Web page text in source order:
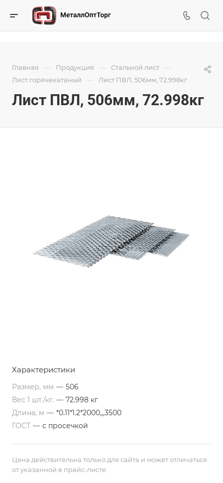
Главная — Продукция — Стальной лист —
Лист горячекатаный — Лист ПВЛ, 506мм, 72.998кг
Лист ПВЛ, 506мм, 72.998кг
Характеристики
Размер, мм — 506
Вес 1 шт./кг. — 72.998 кг
Длина, м — *0.11*1.2*2000,,,3500
ГОСТ — с просечкой
Цена действительна только для сайта и может отличаться
от указанной в прайс-листе